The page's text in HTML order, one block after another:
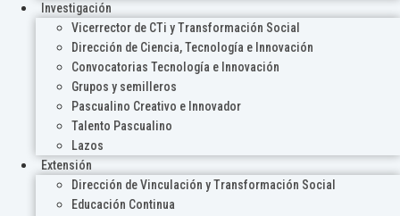
Investigación
Vicerrector de CTi y Transformación Social
Dirección de Ciencia, Tecnología e Innovación
Convocatorias Tecnología e Innovación
Grupos y semilleros
Pascualino Creativo e Innovador
Talento Pascualino
Lazos
Extensión
Dirección de Vinculación y Transformación Social
Educación Continua